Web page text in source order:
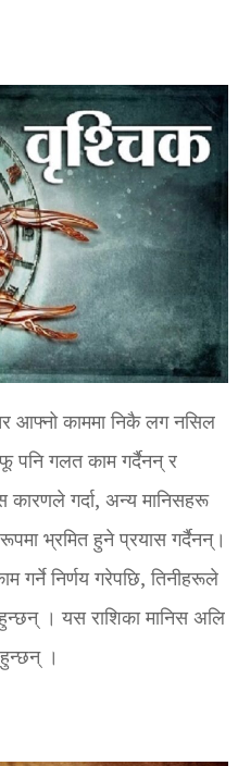
आफ्नो काममा निकै लग नसिल
पनि गलत काम गर्दैनन् र
गर्दा, अन्य मानिसहरू
भ्रमित हुने प्रयास गर्दैनन्।
निर्णय गरेपछि, तिनीहरूले
। यस राशिका मानिस अलि
।